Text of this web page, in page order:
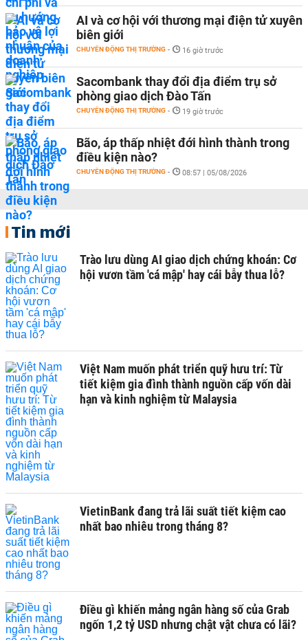
AI và cơ hội với thương mại điện tử xuyên
biên giới
CHUYỂN ĐỘNG THỊ TRƯỜNG - 16 giờ trước
Sacombank thay đổi địa điểm trụ sở
phòng giao dịch Đào Tấn
CHUYỂN ĐỘNG THỊ TRƯỜNG - 19 giờ trước
Bão, áp thấp nhiệt đới hình thành trong
điều kiện nào?
CHUYỂN ĐỘNG THỊ TRƯỜNG - 08:57 | 05/08/2026
Tin mới
Trào lưu dùng AI giao dịch chứng khoán: Cơ
hội vươn tầm 'cá mập' hay cái bẫy thua lỗ?
Việt Nam muốn phát triển quỹ hưu trí: Từ
tiết kiệm gia đình thành nguồn cấp vốn dài
hạn và kinh nghiệm từ Malaysia
VietinBank đang trả lãi suất tiết kiệm cao
nhất bao nhiêu trong tháng 8?
Điều gì khiến mảng ngân hàng số của Grab
ngốn 1,2 tỷ USD nhưng chật vật chưa có lãi?